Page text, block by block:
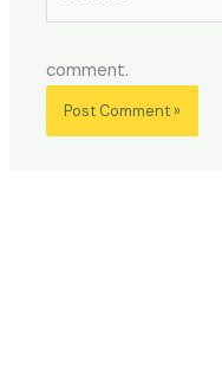
comment.